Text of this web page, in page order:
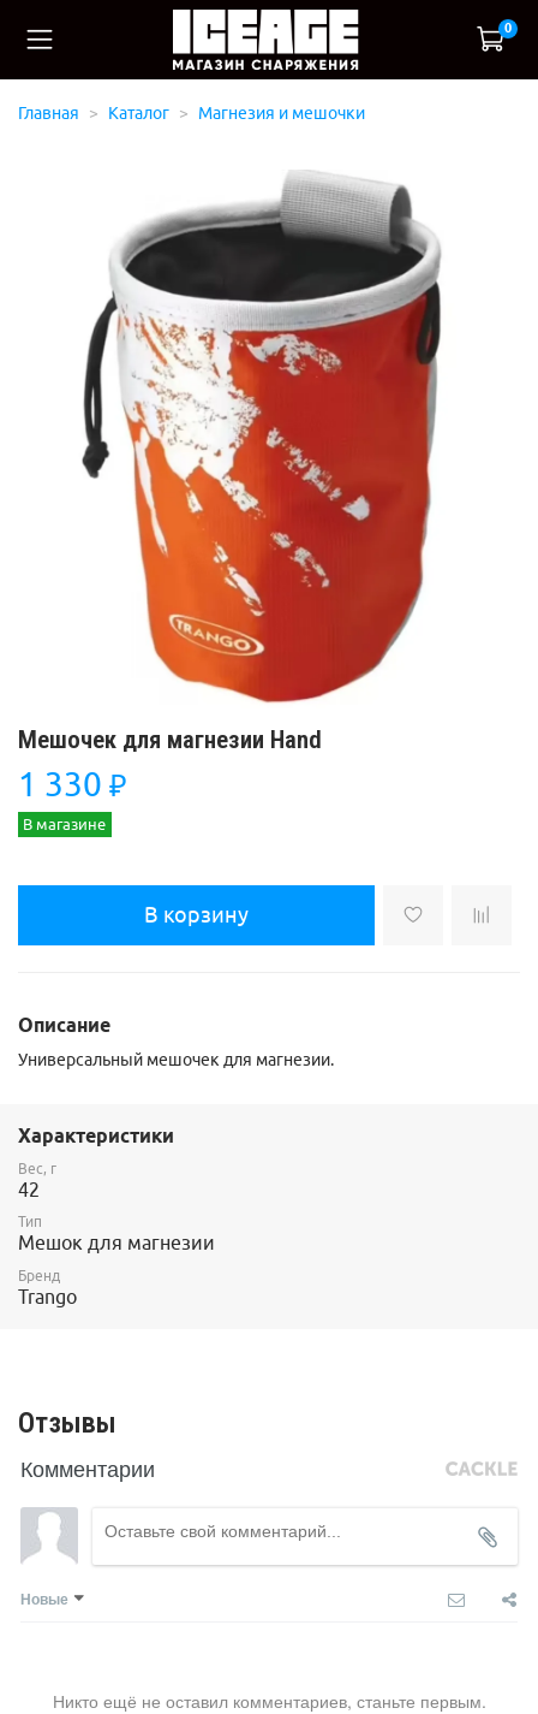
0
Главная Каталог Магнезия и мешочки
Мешочек для магнезии Hand
1 330 ₽
В магазине
В корзину
Описание
Универсальный мешочек для магнезии.
Характеристики
Вес, г
42
Тип
Мешок для магнезии
Бренд
Trango
Отзывы
Комментарии
Новые
Никто ещё не оставил комментариев, станьте первым.